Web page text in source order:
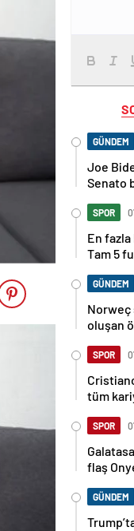
GÜNDEM
Joe
Senato
SPOR
En fazla
Tam 5
GÜNDEM
Norweç
oluşan
SPOR
tüm
SPOR
flaş
GÜNDEM